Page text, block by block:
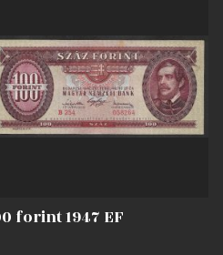
forint 1947 EF